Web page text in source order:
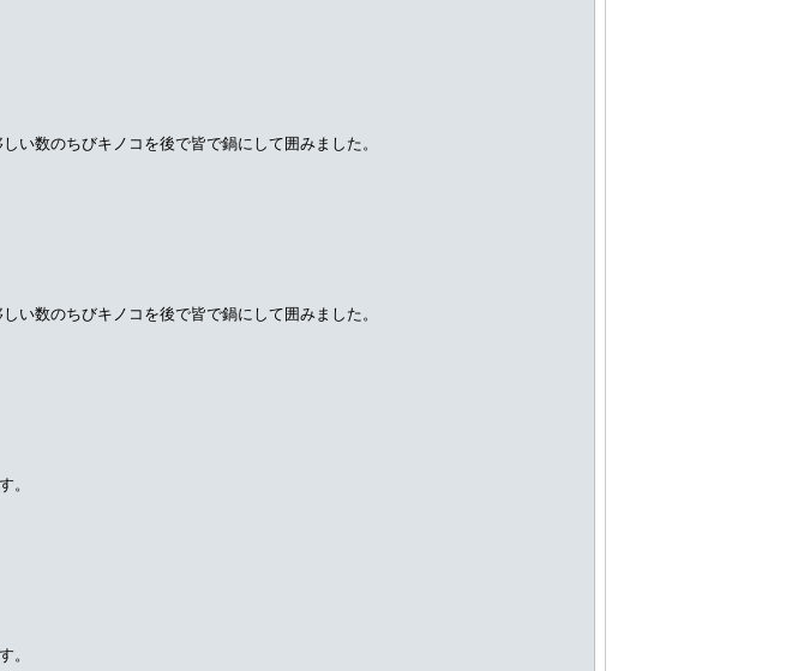
い数のちびキノコを後で皆で鍋にして囲みました。
い数のちびキノコを後で皆で鍋にして囲みました。
。
。